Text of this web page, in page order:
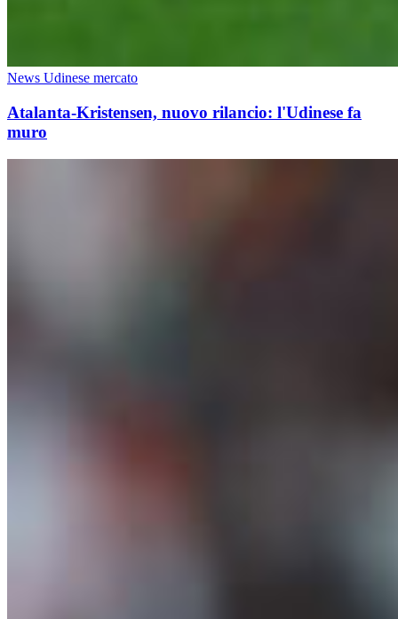
News Udinese mercato
Atalanta-Kristensen, nuovo rilancio: l'Udinese fa
muro